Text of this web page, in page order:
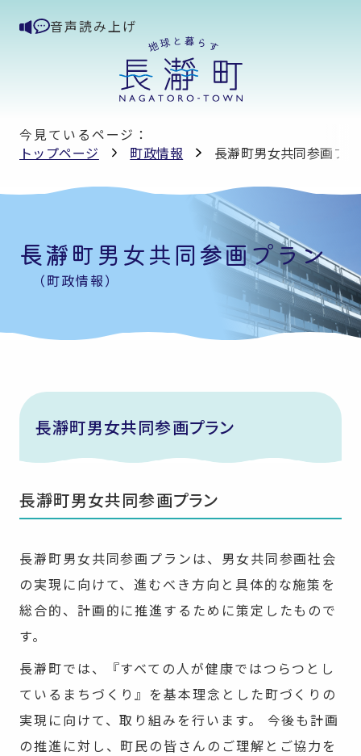
音声読み上げ
今見ているページ：
トップページ
町政情報 長瀞町男女共同参画プ
長瀞町男女共同参画プラン
（町政情報）
長瀞町男女共同参画プラン
長瀞町男女共同参画プラン
長瀞町男女共同参画プランは、男女共同参画社会
の実現に向けて、進むべき方向と具体的な施策を
総合的、計画的に推進するために策定したもので
す。
長瀞町では、『すべての人が健康ではつらつとし
ているまちづくり』を基本理念とした町づくりの
実現に向けて、取り組みを行います。 今後も計画
の推進に対し、町民の皆さんのご理解とご協力を